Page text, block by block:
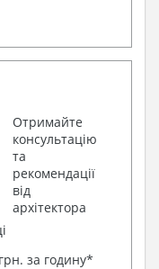
Отримайте
консультацію
та
рекомендації
від
архітектора
грн. за годину*